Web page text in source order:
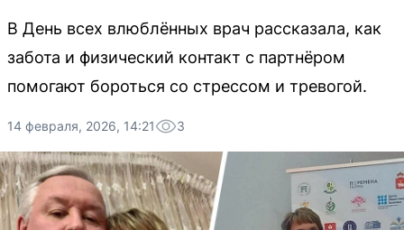
В День всех влюблённых врач рассказала, как
забота и физический контакт с партнёром
помогают бороться со стрессом и тревогой.
14 февраля, 2026, 14:21 3